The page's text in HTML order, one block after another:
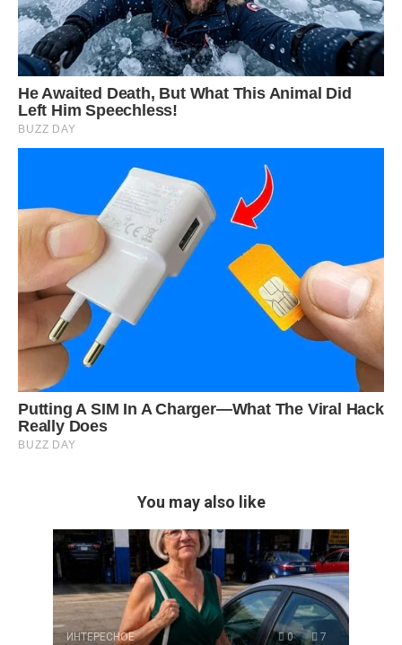
You may also like
ИНТЕРЕСНОЕ 0 7